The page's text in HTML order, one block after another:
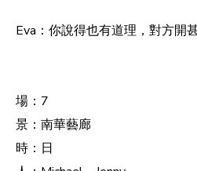
Eva：你說得也有道理，對方開
場：7
景：南華藝廊
時：日